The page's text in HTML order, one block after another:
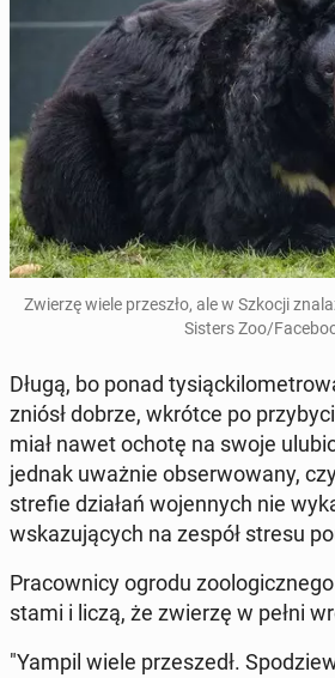
Zwierzę wiele prze­szło, ale w Szkocji
Sisters Zoo/
Długą, bo ponad
zniósł dobrze, wkrótce po
miał nawet ochotę na swoje
jednak uważnie ob­ser­wo­wa­ny,
strefie działań wo­jen­nych nie
wska­zu­ją­cych na zespół stresu
Pra­cow­ni­cy ogrodu
sta­mi i liczą, że zwierzę w pełni
"Yampil wiele prze­szedł.